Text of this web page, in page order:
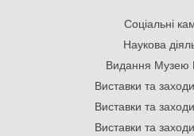
Соціальні
Наукова
Видання Музею
Виставки та
Виставки та
Виставки та